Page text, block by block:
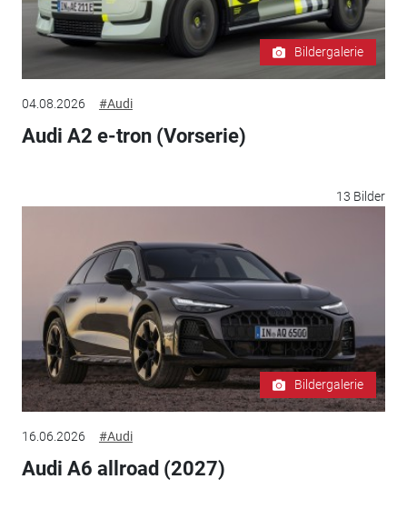
Bildergalerie
04.08.2026 #Audi
Audi A2 e-tron (Vorserie)
13 Bilder
Bildergalerie
16.06.2026 #Audi
Audi A6 allroad (2027)